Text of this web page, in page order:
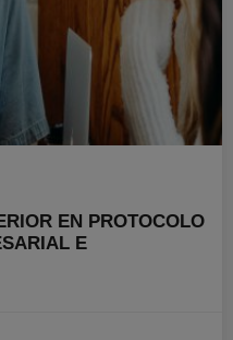
EN PROTOCOLO
E